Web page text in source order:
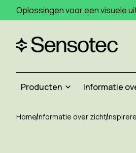
Oplossingen voor een visuele
Producten Informatie
HomeInformatie over zicht